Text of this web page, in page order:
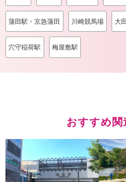
蒲田駅・京急蒲田 川崎競馬場 大
穴守稲荷駅 梅屋敷駅
おすすめ関